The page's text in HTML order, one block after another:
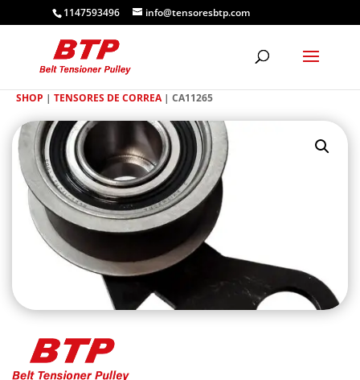
1147593496 info@tensoresbtp.com
SHOP | TENSORES DE CORREA| CA11265